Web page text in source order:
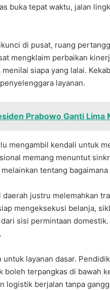
buka tepat waktu, jalan
di pusat, ruang
mengklaim perbaikan
siapa yang lalai.
layanan.
Prabowo Ganti Lima
mengambil kendali untuk
memang menuntut
tentang
justru melemahkan
mengeksekusi belanja,
sisi permintaan
layanan dasar.
boleh terpangkas di bawah
logistik berjalan tanpa